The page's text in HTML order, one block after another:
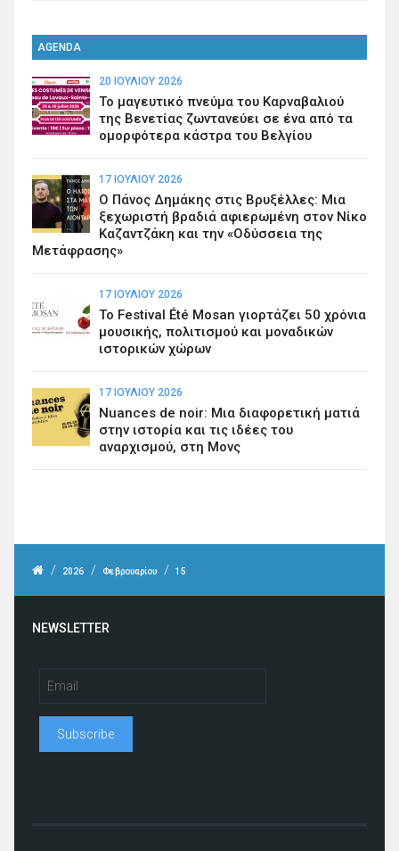
AGENDA
20 ΙΟΥΛΊΟΥ 2026
Το μαγευτικό πνεύμα του Καρναβαλιού
της Βενετίας ζωντανεύει σε ένα από τα
ομορφότερα κάστρα του Βελγίου
17 ΙΟΥΛΊΟΥ 2026
Ο Πάνος Δημάκης στις Βρυξέλλες: Μια
ξεχωριστή βραδιά αφιερωμένη στον Νίκο
Καζαντζάκη και την «Οδύσσεια της
Μετάφρασης»
17 ΙΟΥΛΊΟΥ 2026
Το Festival Été Mosan γιορτάζει 50 χρόνια
μουσικής, πολιτισμού και μοναδικών
ιστορικών χώρων
17 ΙΟΥΛΊΟΥ 2026
Nuances de noir: Μια διαφορετική ματιά
στην ιστορία και τις ιδέες του
αναρχισμού, στη Μονς
/ 2026 / Φεβρουαρίου / 15
NEWSLETTER